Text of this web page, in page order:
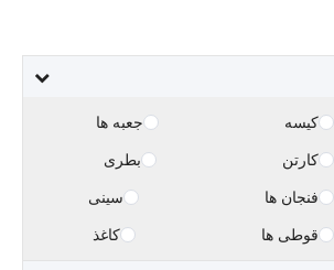
کیسه
جعبه ها
کارتن
بطری
فنجان ها
سینی
قوطی ها
کاغذ